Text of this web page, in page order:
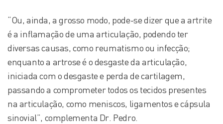
“Ou, ainda, a grosso modo, pode-se dizer que a artrite
é a inflamação de uma articulação, podendo ter
diversas causas, como reumatismo ou infecção;
enquanto a artrose é o desgaste da articulação,
iniciada com o desgaste e perda de cartilagem,
passando a comprometer todos os tecidos presentes
na articulação, como meniscos, ligamentos e cápsula
sinovial”, complementa Dr. Pedro.